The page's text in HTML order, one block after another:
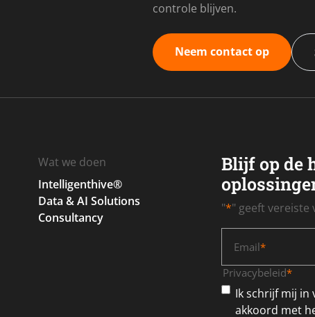
controle blijven.
Neem contact op
Wat we doen
Intelligenthive®
Data & AI Solutions
Consultancy
Blijf op de
"*" geeft vereiste
Email*
Privacybeleid*
Ik schrijf mij in
akkoord met